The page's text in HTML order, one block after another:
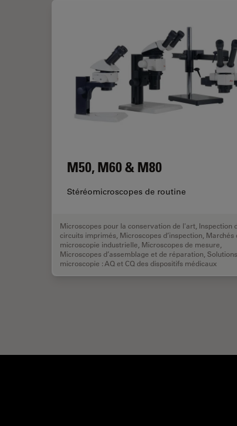
M50, M60 & M80
Stéréomicroscopes de routine
Microscopes pour la conservation de l'art Inspection
circuits imprimés Microscopes d’inspection Marchés
microscopie industrielle Microscopes de mesure
Microscopes d’assemblage et de réparation
microscopie : AQ et CQ des dispositifs médicaux